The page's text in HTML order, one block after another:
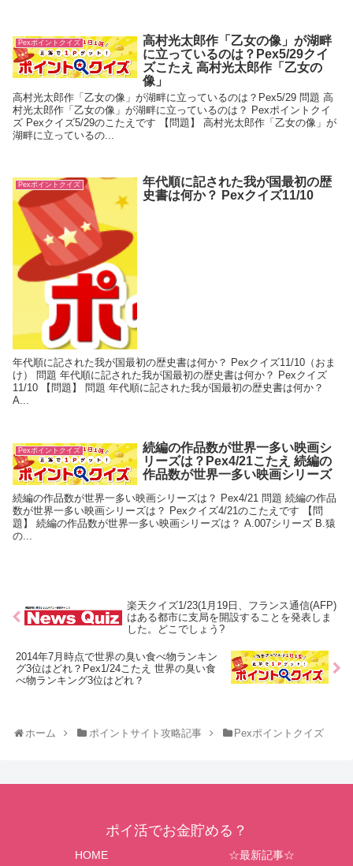
Pexポイントクイズ
高村光太郎作「乙女の像」が湖畔
に立っているのは？Pex5/29クイ
ズこたえ 高村光太郎作「乙女の
像」
高村光太郎作「乙女の像」が湖畔に立っているのは？Pex5/29 問題 高
村光太郎作「乙女の像」が湖畔に立っているのは？ Pexポイントクイ
ズ Pexクイズ5/29のこたえです 【問題】 高村光太郎作「乙女の像」が
湖畔に立っているの...
Pexポイントクイズ
年代順に記された我が国最初の歴
史書は何か？ Pexクイズ11/10
年代順に記された我が国最初の歴史書は何か？ Pexクイズ11/10（おま
け） 問題 年代順に記された我が国最初の歴史書は何か？ Pexクイズ
11/10 【問題】 問題 年代順に記された我が国最初の歴史書は何か？
A...
Pexポイントクイズ
続編の作品数が世界一多い映画シ
リーズは？Pex4/21こたえ 続編の
作品数が世界一多い映画シリーズ
続編の作品数が世界一多い映画シリーズは？ Pex4/21 問題 続編の作品
数が世界一多い映画シリーズは？ Pexクイズ4/21のこたえです 【問
題】 続編の作品数が世界一多い映画シリーズは？ A.007シリーズ B.猿
の...
楽天クイズ1/23(1月19日、フランス通信(AFP)
はある都市に支局を開設することを発表しま
した。どこでしょう?
2014年7月時点で世界の臭い食べ物ランキン
グ3位はどれ？Pex1/24こたえ 世界の臭い食
べ物ランキング3位はどれ？
ホーム ポイントサイト攻略記事 Pexポイントクイズ
ポイ活でお金貯める？
HOME ☆最新記事☆